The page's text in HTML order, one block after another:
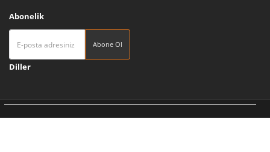
Abonelik
Abone Ol
Diller